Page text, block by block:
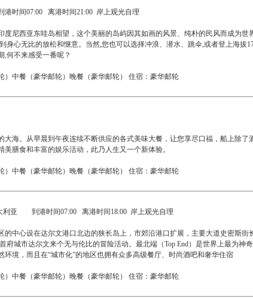
港时间07:00 离港时间21:00 岸上观光自理
度尼西亚东哇岛相望，这个美丽的岛屿因其如画的风景、纯朴的民风而成为
身心无比的放松和惬意。当然,您也可以选择冲浪、潜水、跳伞,或者登上海
,何不来感受一番呢？
）中餐（豪华邮轮）晚餐（豪华邮轮） 住宿：豪华邮轮
大海。从早晨到午夜连续不断供应的各式美味大餐，让您享尽口福，船上除
美膳食和丰富的娱乐活动，此乃人生又一个新体验。
）中餐（豪华邮轮）晚餐（豪华邮轮） 住宿：豪华邮轮
利亚 到港时间07:00 离港时间18:00 岸上观光自理
的中心设在达尔文港口北边的狭长岛上，市郊沿港口扩展，主要大道史密斯
首府城市达尔文来个无与伦比的冒险活动。最北端（Top End）是世界上最
环境，而且在“城市化”的地区也拥有众多高级餐厅、时尚酒吧和奢华住宿
）中餐（豪华邮轮）晚餐（豪华邮轮） 住宿：豪华邮轮